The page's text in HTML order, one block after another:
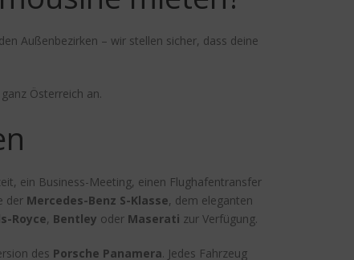
Außenbezirken – wir stellen sicher, dass deine
Österreich an.
ein Business-Meeting, einen Flughafentransfer
der Mercedes-Benz S-Klasse, dem eleganten
Royce, Bentley oder Maserati zur Verfügung.
des Porsche Panamera. Jedes Fahrzeug